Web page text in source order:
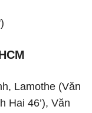
Lamothe (Văn
Hai 46’), Văn